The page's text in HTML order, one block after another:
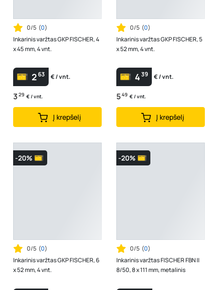
0/5 (0)
Inkarinis varžtas GKP FISCHER, 4
x 45 mm, 4 vnt.
263 € / vnt.
329 € / vnt.
Į krepšelį
0/5 (0)
Inkarinis varžtas GKP FISCHER, 5
x 52 mm, 4 vnt.
439 € / vnt.
549 € / vnt.
Į krepšelį
-20%
0/5 (0)
Inkarinis varžtas GKP FISCHER, 6
x 52 mm, 4 vnt.
-20%
0/5 (0)
Inkarinis varžtas FISCHER FBN II
8/50, 8 x 111 mm, metalinis